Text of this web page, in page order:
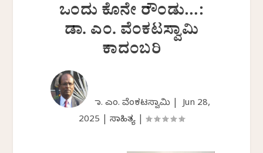
ಒಂದು ಕೊನೇ ರೌಂಡು…:
ಡಾ. ಎಂ. ವೆಂಕಟಸ್ವಾಮಿ
ಕಾದಂಬರಿ
ಡಾ. ಎಂ. ವೆಂಕಟಸ್ವಾಮಿ |Jun 28,
2025
ಸಾಹಿತ್ಯ